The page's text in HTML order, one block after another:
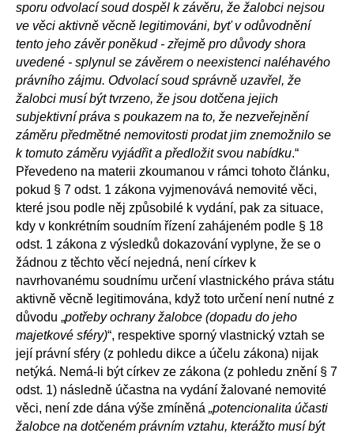
sporu odvolací soud dospěl k závěru, že žalobci nejsou
ve věci aktivně věcně legitimováni, byť v odůvodnění
tento jeho závěr poněkud - zřejmě pro důvody shora
uvedené - splynul se závěrem o neexistenci naléhavého
právního zájmu. Odvolací soud správně uzavřel, že
žalobci musí být tvrzeno, že jsou dotčena jejich
subjektivní práva s poukazem na to, že nezveřejnění
záměru předmětné nemovitosti prodat jim znemožnilo se
k tomuto záměru vyjádřit a předložit svou nabídku.“
Převedeno na materii zkoumanou v rámci tohoto článku,
pokud § 7 odst. 1 zákona vyjmenovává nemovité věci,
které jsou podle něj způsobilé k vydání, pak za situace,
kdy v konkrétním soudním řízení zahájeném podle § 18
odst. 1 zákona z výsledků dokazování vyplyne, že se o
žádnou z těchto věcí nejedná, není církev k
navrhovanému soudnímu určení vlastnického práva státu
aktivně věcně legitimována, když toto určení není nutné z
důvodu „potřeby ochrany žalobce (dopadu do jeho
majetkové sféry)“, respektive sporný vlastnický vztah se
její právní sféry (z pohledu dikce a účelu zákona) nijak
netýká. Nemá-li být církev ze zákona (z pohledu znění § 7
odst. 1) následně účastna na vydání žalované nemovité
věci, není zde dána výše zmíněná „potencionalita účasti
žalobce na dotčeném právním vztahu, kterážto musí být